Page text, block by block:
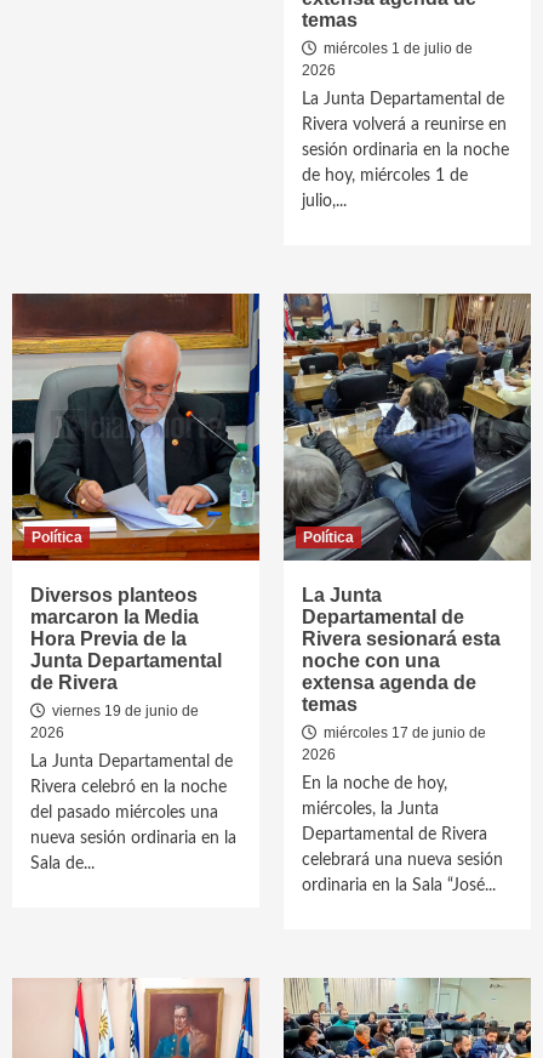
temas
miércoles 1 de julio de
2026
La Junta Departamental de
Rivera volverá a reunirse en
sesión ordinaria en la noche
de hoy, miércoles 1 de
julio,...
Política
Diversos planteos
marcaron la Media
Hora Previa de la
Junta Departamental
de Rivera
viernes 19 de junio de
2026
La Junta Departamental de
Rivera celebró en la noche
del pasado miércoles una
nueva sesión ordinaria en la
Sala de...
Política
La Junta
Departamental de
Rivera sesionará esta
noche con una
extensa agenda de
temas
miércoles 17 de junio de
2026
En la noche de hoy,
miércoles, la Junta
Departamental de Rivera
celebrará una nueva sesión
ordinaria en la Sala “José...